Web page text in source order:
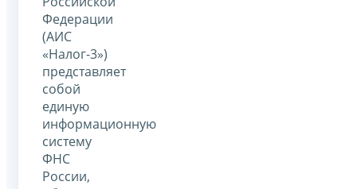
Федерации
(АИС
«Налог-3»)
представляет
собой
единую
информационную
систему
ФНС
России,